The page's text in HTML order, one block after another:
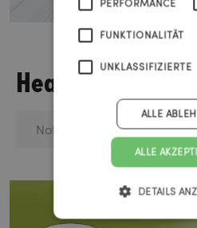
Health
Nothing selected
PERFORMANCE
FUNKTIONALITÄT
UNKLASSIFIZIERTE
ALLE
ALLE
DETAILS